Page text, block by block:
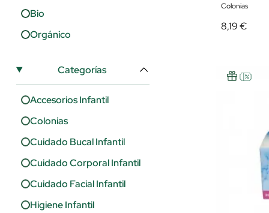
Bio
Orgánico
Categorías
Accesorios Infantil
Colonias
Cuidado Bucal Infantil
Cuidado Corporal Infantil
Cuidado Facial Infantil
Higiene Infantil
Colonias
8,19 €